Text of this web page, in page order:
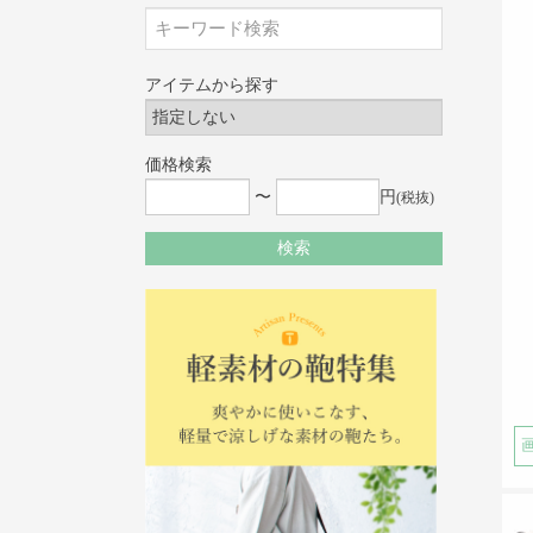
アイテムから探す
価格検索
〜
円(税抜)
検索